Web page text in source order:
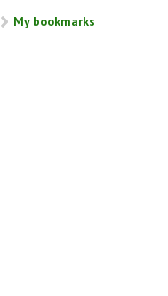
My bookmarks